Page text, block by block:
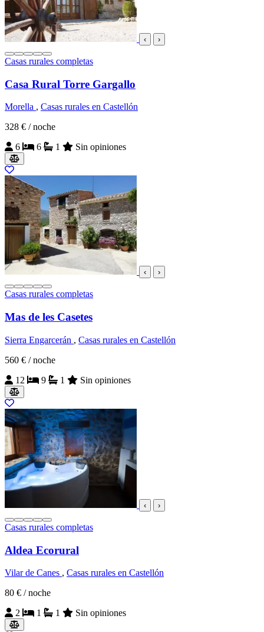
‹ ›
Casas rurales completas
Casa Rural Torre Gargallo
Morella , Casas rurales en Castellón
328 € / noche
6
6 1 Sin opiniones
‹ ›
Casas rurales completas
Mas de les Casetes
Sierra Engarcerán , Casas rurales en Castellón
560 € / noche
12
9 1 Sin opiniones
‹ ›
Casas rurales completas
Aldea Ecorural
Vilar de Canes , Casas rurales en Castellón
80 € / noche
2
1 1 Sin opiniones